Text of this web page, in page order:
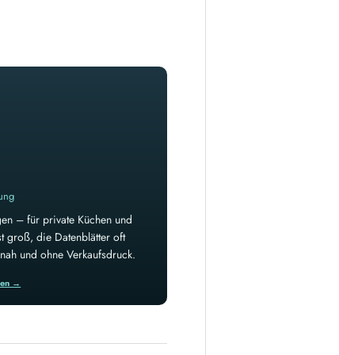
– für private Küchen und
groß, die Datenblätter oft
und ohne Verkaufsdruck.
→